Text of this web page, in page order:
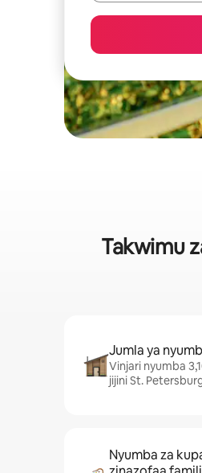
Takwimu
Jumla ya
Vinjari nyumba
jijini St.
Nyumba za